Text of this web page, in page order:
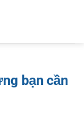
bạn cần